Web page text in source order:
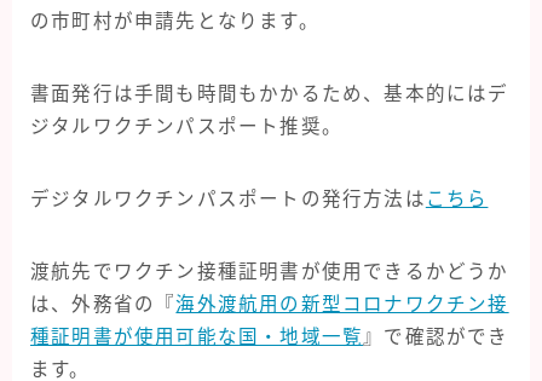
の市町村が申請先となります。
書面発行は手間も時間もかかるため、基本的にはデ
ジタルワクチンパスポート推奨。
デジタルワクチンパスポートの発行方法は こちら
渡航先でワクチン接種証明書が使用できるかどうか
は、外務省の『海外渡航用の新型コロナワクチン接
種証明書が使用可能な国・地域一覧 』で確認ができ
ます。